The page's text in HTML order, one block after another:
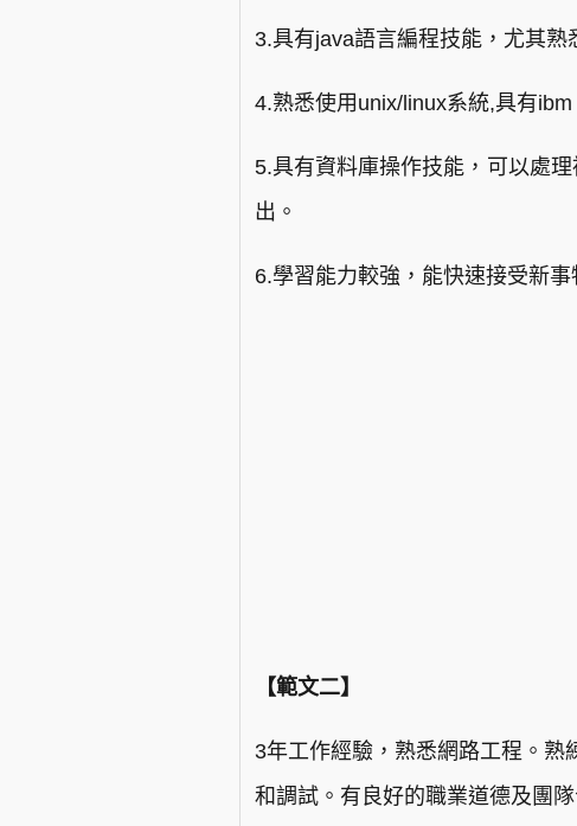
3.具有java語言編程技能，尤其熟
4.熟悉使用unix/linux系統,具有
5.具有資料庫操作技能，可以處
出。
6.學習能力較強，能快速接受新
【範文二】
3年工作經驗，熟悉網路工程。熟
和調試。有良好的職業道德及團隊